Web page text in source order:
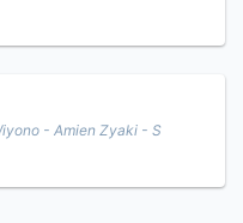
- Amien Zyaki - S